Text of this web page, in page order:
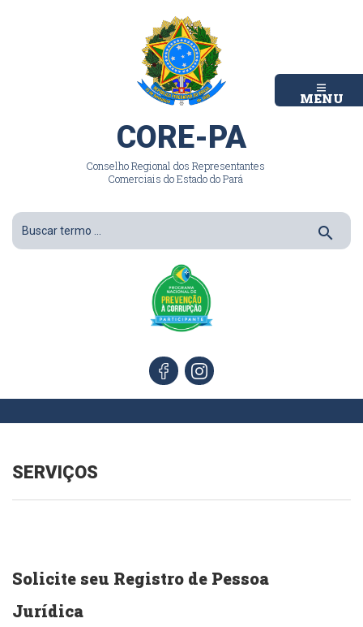
MENU
CORE-PA
Conselho Regional dos Representantes
Comerciais do Estado do Pará
search
SERVIÇOS
Solicite seu Registro de Pessoa
Jurídica